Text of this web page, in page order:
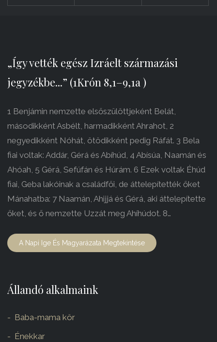
„Így vették egész Izráelt származási
jegyzékbe...” (1Krón 8,1–9,1a )
1 Benjámin nemzette elsőszülöttjeként Belát,
másodikként Asbélt, harmadikként Ahrahot, 2
negyedikként Nóhát, ötödikként pedig Ráfát. 3 Bela
fiai voltak: Addár, Gérá és Abíhúd, 4 Abísúa, Naamán és
Ahóah, 5 Gérá, Sefúfán és Húrám. 6 Ezek voltak Éhúd
fiai, Geba lakóinak a családfői, de áttelepítették őket
Mánahatba: 7 Naamán, Ahijjá és Gérá, aki áttelepítette
őket, és ő nemzette Uzzát meg Ahíhúdot. 8…
A Napi Ige És Magyarázata Megtekintése
Állandó alkalmaink
Baba-mama kör
Énekkar